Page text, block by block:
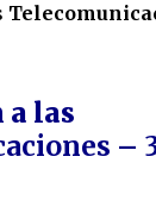
a las
–